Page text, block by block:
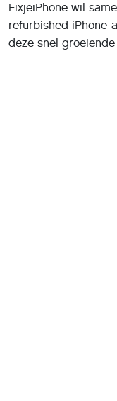
FixjeiPhone wil
refurbished iPhone-
deze snel